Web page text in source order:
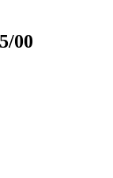
00